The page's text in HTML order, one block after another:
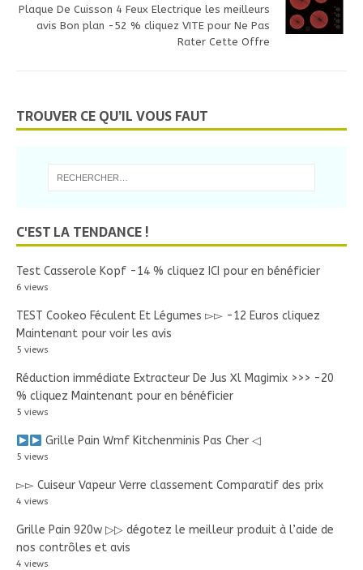
Plaque De Cuisson 4 Feux Electrique les meilleurs
avis Bon plan -52 % cliquez VITE pour Ne Pas
Rater Cette Offre
TROUVER CE QU’IL VOUS FAUT
C'EST LA TENDANCE !
Test Casserole Kopf -14 % cliquez ICI pour en bénéficier
6 views
TEST Cookeo Féculent Et Légumes ▻▻ -12 Euros cliquez
Maintenant pour voir les avis
5 views
Réduction immédiate Extracteur De Jus Xl Magimix >>> -20
% cliquez Maintenant pour en bénéficier
5 views
Grille Pain Wmf Kitchenminis Pas Cher ◁
5 views
▻▻ Cuiseur Vapeur Verre classement Comparatif des prix
4 views
Grille Pain 920w ▷▷ dégotez le meilleur produit à l’aide de
nos contrôles et avis
4 views